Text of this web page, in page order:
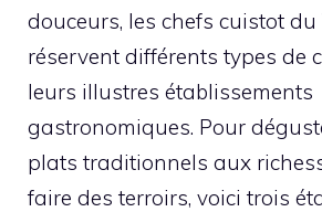
douceurs, les chefs cuistot
réservent différents types de
leurs illustres établissements
gastronomiques. Pour
plats traditionnels aux
faire des terroirs, voici trois